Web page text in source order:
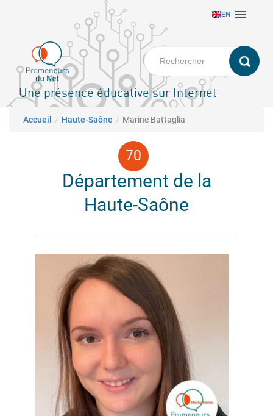
principal
EN 
Une présence éducative sur Internet
Fil d'Ariane
Accueil Haute-Saône Marine Battaglia
Département de la
Haute-Saône